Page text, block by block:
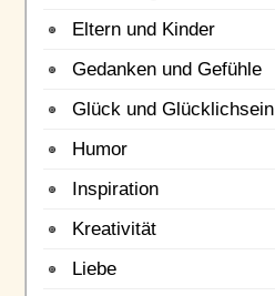
Eltern und Kinder
Gedanken und Gefühle
Glück und Glücklichsein
Humor
Inspiration
Kreativität
Liebe